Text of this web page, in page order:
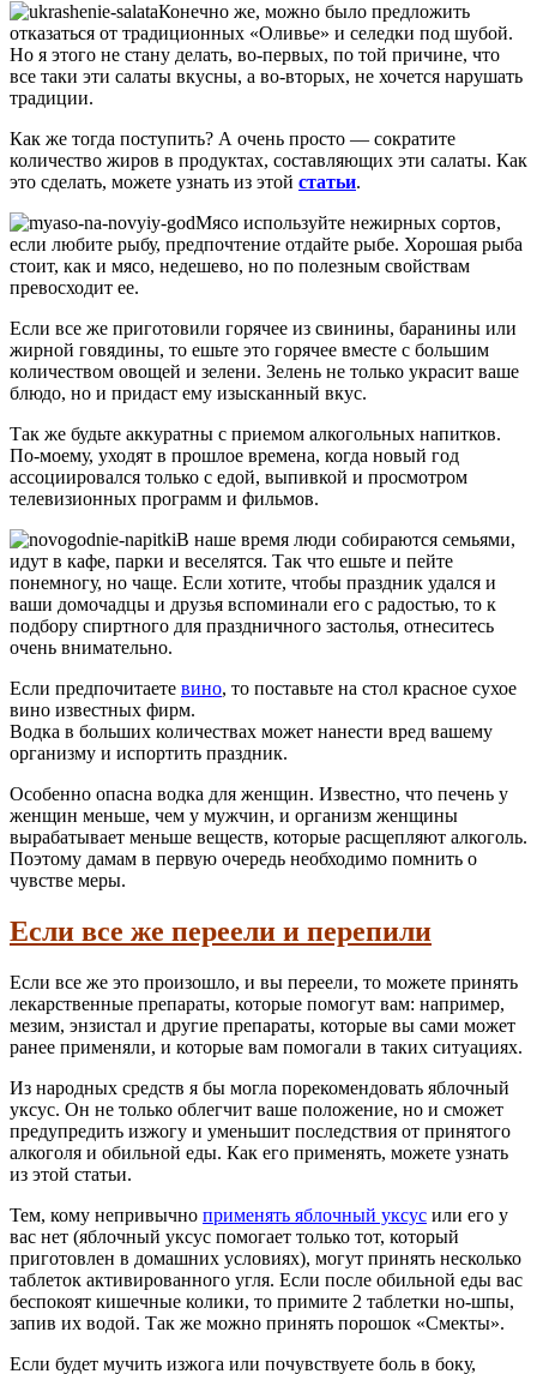
Конечно же, можно было предложить
отказаться от традиционных «Оливье» и селедки под шубой.
Но я этого не стану делать, во-первых, по той причине, что
все таки эти салаты вкусны, а во-вторых, не хочется нарушать
традиции.
Как же тогда поступить? А очень просто — сократите
количество жиров в продуктах, составляющих эти салаты. Как
это сделать, можете узнать из этой статьи.
Мясо используйте нежирных сортов,
если любите рыбу, предпочтение отдайте рыбе. Хорошая рыба
стоит, как и мясо, недешево, но по полезным свойствам
превосходит ее.
Если все же приготовили горячее из свинины, баранины или
жирной говядины, то ешьте это горячее вместе с большим
количеством овощей и зелени. Зелень не только украсит ваше
блюдо, но и придаст ему изысканный вкус.
Так же будьте аккуратны с приемом алкогольных напитков.
По-моему, уходят в прошлое времена, когда новый год
ассоциировался только с едой, выпивкой и просмотром
телевизионных программ и фильмов.
В наше время люди собираются семьями,
идут в кафе, парки и веселятся. Так что ешьте и пейте
понемногу, но чаще. Если хотите, чтобы праздник удался и
ваши домочадцы и друзья вспоминали его с радостью, то к
подбору спиртного для праздничного застолья, отнеситесь
очень внимательно.
Если предпочитаете вино, то поставьте на стол красное сухое
вино известных фирм.
Водка в больших количествах может нанести вред вашему
организму и испортить праздник.
Особенно опасна водка для женщин. Известно, что печень у
женщин меньше, чем у мужчин, и организм женщины
вырабатывает меньше веществ, которые расщепляют алкоголь.
Поэтому дамам в первую очередь необходимо помнить о
чувстве меры.
Если все же переели и перепили
Если все же это произошло, и вы переели, то можете принять
лекарственные препараты, которые помогут вам: например,
мезим, энзистал и другие препараты, которые вы сами может
ранее применяли, и которые вам помогали в таких ситуациях.
Из народных средств я бы могла порекомендовать яблочный
уксус. Он не только облегчит ваше положение, но и сможет
предупредить изжогу и уменьшит последствия от принятого
алкоголя и обильной еды. Как его применять, можете узнать
из этой статьи.
Тем, кому непривычно применять яблочный уксус или его у
вас нет (яблочный уксус помогает только тот, который
приготовлен в домашних условиях), могут принять несколько
таблеток активированного угля. Если после обильной еды вас
беспокоят кишечные колики, то примите 2 таблетки но-шпы,
запив их водой. Так же можно принять порошок «Смекты».
Если будет мучить изжога или почувствуете боль в боку,